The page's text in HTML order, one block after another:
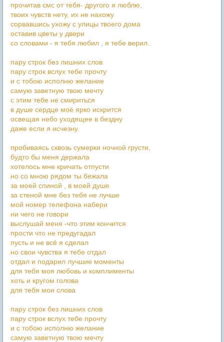
прочитав смс от тебя- другого я люблю,
твоих чувств нету, их не нахожу
сорвавшись ухожу с улицы твоего дома
оставив цветы у двери
со словами - я тебя любил , я тебе верил..
пару строк без лишних слов
пару строк вслух тебе прочту
и с тобою исполню желание
самую заветную твою мечту
с этим тебе не смириться
в душе сердце моё ярко искрится
освещая небо уходящее в бездну
даже если я исчезну.
пробиваясь сквозь сумерки ночной грусти,
будто бы меня держала
хотелось мне кричать отпусти
но со мною рядом ты бежала
за моей спиной , в моей душе
за стеной мне без тебя не лучше
мой номер телефона набери
ни чего не говори
выслушай меня -что этим кончится
прости что не предугадал
пусть и не всё я сделал
но свои чувства я тебе отдал
отдал и подарил лучшие моменты
для тебя моя любовь и комплименты
хоть и кругом голова
для тебя мои слова
пару строк без лишних слов
пару строк вслух тебе прочту
и с тобою исполню желание
самую заветную твою мечту